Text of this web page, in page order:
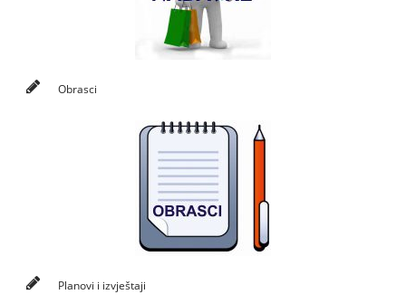
Obrasci
Planovi i izvještaji